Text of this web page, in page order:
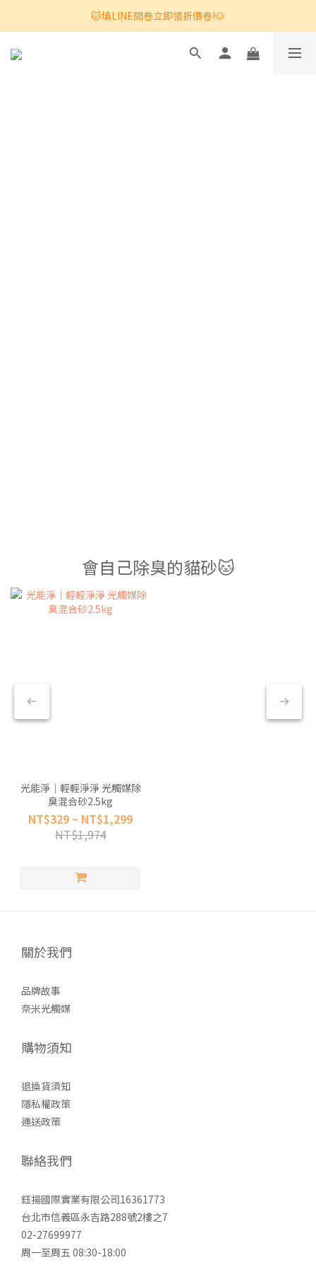
🐱填LINE問卷立即領折價卷!🐶
會自己除臭的貓砂🐱
光能淨｜輕輕淨淨 光觸媒除
臭混合砂2.5kg
NT$329 ~ NT$1,299
NT$1,974
關於我們
品牌故事
奈米光觸媒
購物須知
退換貨須知
隱私權政策
運送政策
聯絡我們
鈺揚國際實業有限公司16361773
台北市信義區永吉路288號2樓之7
02-27699977
周一至周五 08:30-18:00